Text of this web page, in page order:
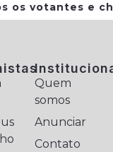
os votantes e
Quem
somos
Anunciar
Contato